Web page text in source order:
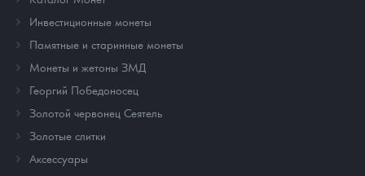
Инвестиционные монеты
Памятные и старинные монеты
Монеты и жетоны ЗМД
Георгий Победоносец
Золотой червонец Сеятель
Золотые слитки
Аксессуары